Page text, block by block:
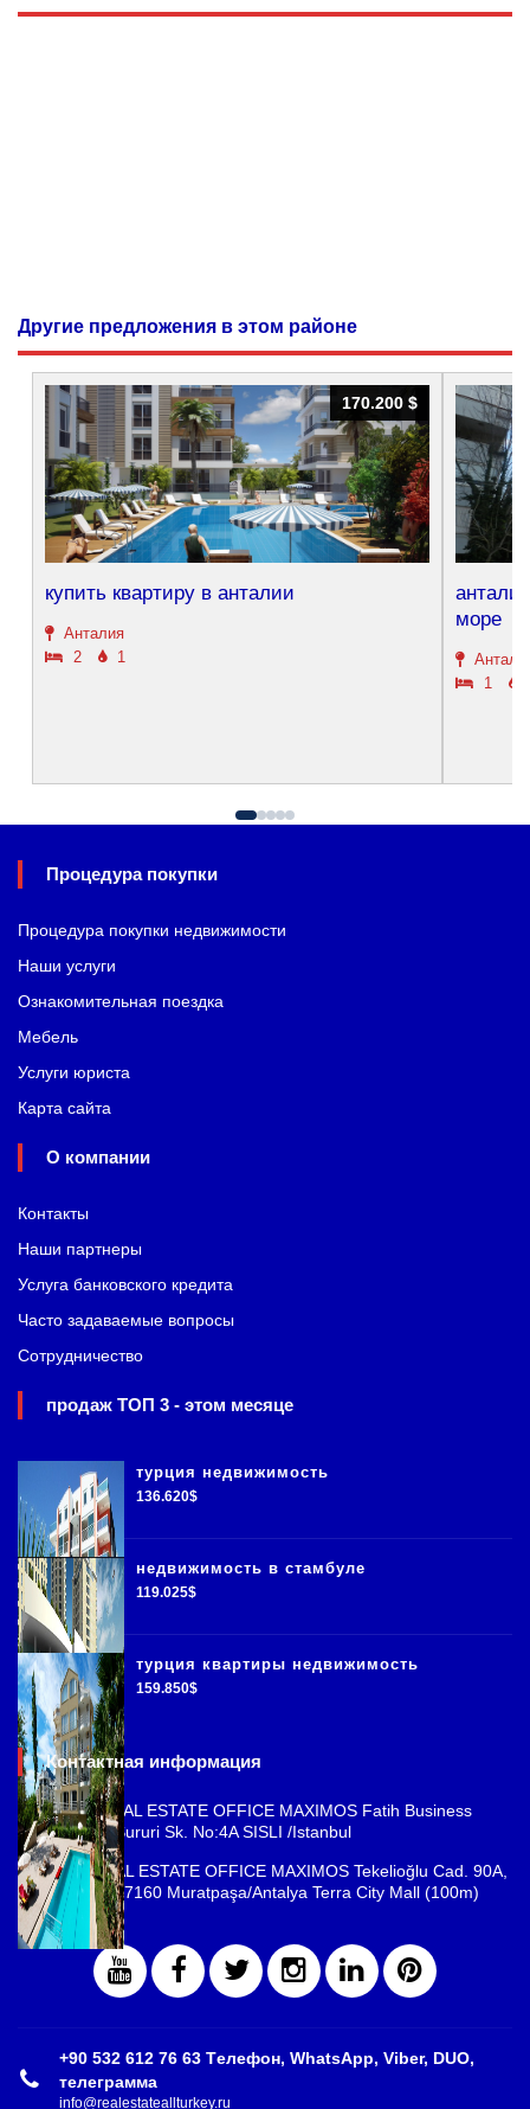
Другие предложения в этом районе
купить квартиру в анталии
Анталия
2
1
170.200 $
170.200 $
море
1
Процедура покупки
Процедура покупки недвижимости
Наши услуги
Ознакомительная поездка
Мебель
Услуги юриста
Карта сайта
О компании
Контакты
Наши партнеры
Услуга банковского кредита
Часто задаваемые вопросы
Сотрудничество
продаж ТОП 3 - этом месяце
турция недвижимость
136.620$
недвижимость в стамбуле
119.025$
турция квартиры недвижимость
159.850$
Контактная информация
ISTANBUL REAL ESTATE OFFICE MAXIMOS Fatih Business
Park, Cemal Sururi Sk. No:4A SISLI /Istanbul
ANTALYA REAL ESTATE OFFICE MAXIMOS Tekelioğlu Cad. 90A,
Fener Mah., 07160 Muratpaşa/Antalya Terra City Mall (100m)
+90 532 612 76 63 Tелефон, WhatsApp, Viber, DUO,
телеграмма
info@realestateallturkey.ru